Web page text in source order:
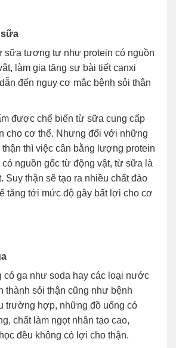
sữa
sữa tương tự như protein có nguồn
làm gia tăng sự bài tiết canxi
đến nguy cơ mắc bệnh sỏi thận
được chế biến từ sữa cung cấp
cho cơ thể. Nhưng đối với những
thì việc cân bằng lượng protein
nguồn gốc từ động vật, từ sữa là
Suy thận sẽ tạo ra nhiều chất đào
tăng tới mức độ gây bất lợi cho cơ
có ga như soda hay các loại nước
thành sỏi thận cũng như bệnh
trường hợp, những đồ uống có
chất làm ngọt nhân tạo cao,
đều không có lợi cho thận.